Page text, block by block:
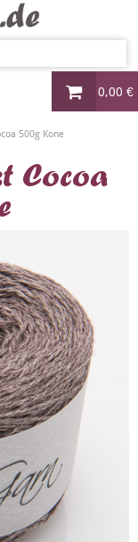
0,00 €
500g Kone
Cocoa